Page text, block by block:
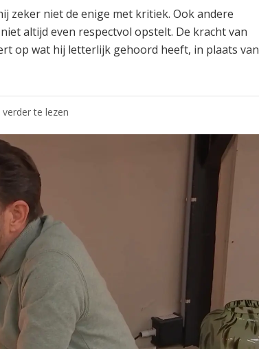
zeker niet de enige met kritiek. Ook andere
altijd even respectvol opstelt. De kracht van
op wat hij letterlijk gehoord heeft, in plaats van
te lezen